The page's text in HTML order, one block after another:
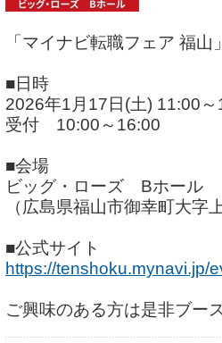
「マイナビ転職フェア 福
■日時
2026年1月17日(土) 11:00
受付 10:00～16:00
■会場
ビッグ・ローズ Bホール
（広島県福山市御幸町大字
■公式サイト
https://tenshoku.mynavi.jp/
ご興味のある方は是非ブー